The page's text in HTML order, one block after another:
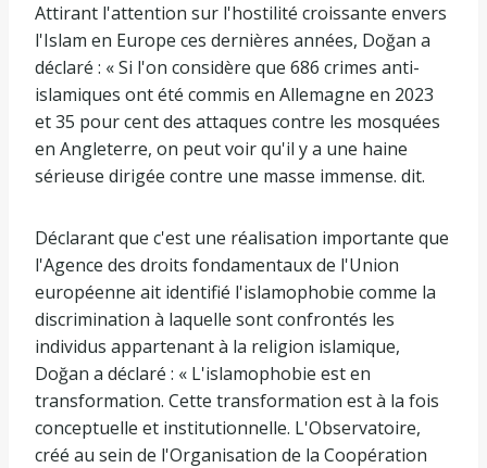
Attirant l'attention sur l'hostilité croissante envers
l'Islam en Europe ces dernières années, Doğan a
déclaré : « Si l'on considère que 686 crimes anti-
islamiques ont été commis en Allemagne en 2023
et 35 pour cent des attaques contre les mosquées
en Angleterre, on peut voir qu'il y a une haine
sérieuse dirigée contre une masse immense. dit.
Déclarant que c'est une réalisation importante que
l'Agence des droits fondamentaux de l'Union
européenne ait identifié l'islamophobie comme la
discrimination à laquelle sont confrontés les
individus appartenant à la religion islamique,
Doğan a déclaré : « L'islamophobie est en
transformation. Cette transformation est à la fois
conceptuelle et institutionnelle. L'Observatoire,
créé au sein de l'Organisation de la Coopération